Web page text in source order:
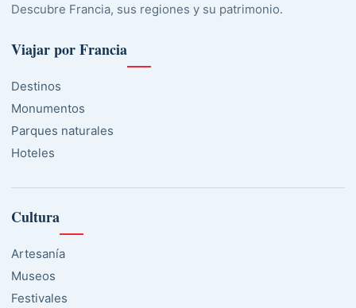
Descubre Francia, sus regiones y su patrimonio.
Viajar por Francia
Destinos
Monumentos
Parques naturales
Hoteles
Cultura
Artesanía
Museos
Festivales